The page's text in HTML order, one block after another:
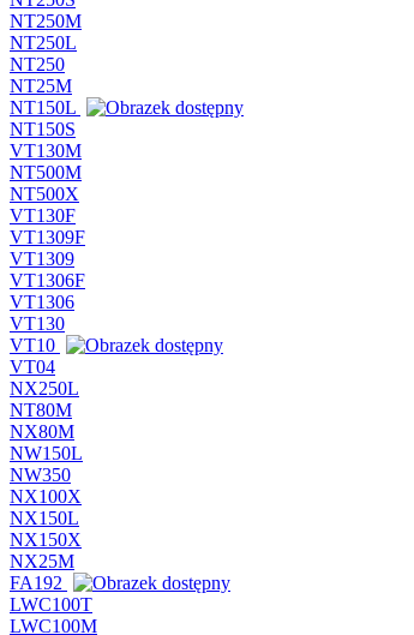
NT250M
NT250L
NT250
NT25M
NT150L
NT150S
VT130M
NT500M
NT500X
VT130F
VT1309F
VT1309
VT1306F
VT1306
VT130
VT10
VT04
NX250L
NT80M
NX80M
NW150L
NW350
NX100X
NX150L
NX150X
NX25M
FA192
LWC100T
LWC100M